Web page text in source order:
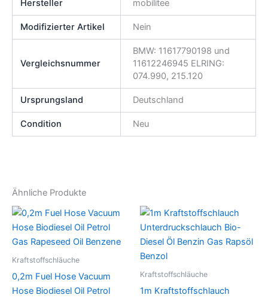
Hersteller mobilitee
Modifizierter Artikel Nein
Vergleichsnummer
BMW: 11617790198 und
11612246945 ELRING:
074.990, 215.120
Ursprungsland Deutschland
Condition Neu
Ähnliche Produkte
Kraftstoffschläuche
0,2m Fuel Hose Vacuum
Hose Biodiesel Oil Petrol
Kraftstoffschläuche
1m Kraftstoffschlauch